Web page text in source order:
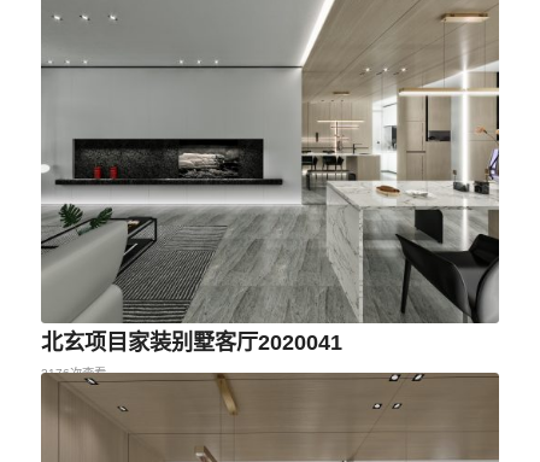
北玄项目家装别墅客厅2020041
2176次查看